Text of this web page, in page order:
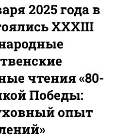
2025 года в
XXXIII
чтения «80-
Победы:
опыт